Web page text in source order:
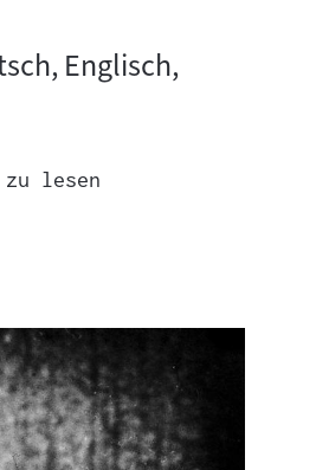
Englisch,
lesen